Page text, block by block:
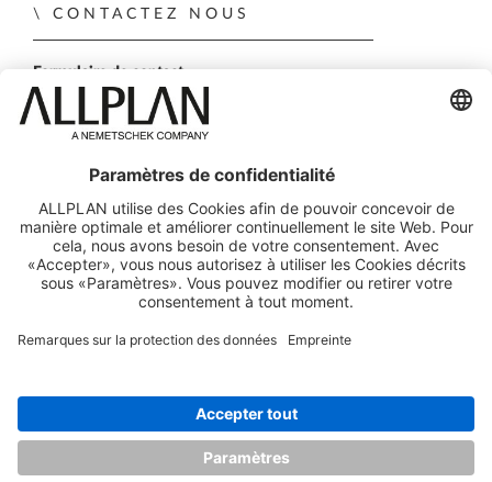
CONTACTEZ NOUS
Formulaire de contact
Nos agences
ALLPLAN sur LinkedIn
ALLPLAN sur Xing
ALLPLAN sur Facebook
ALLPLAN sur YouTube
ALLPLAN sur Twitter
ALLPLAN sur